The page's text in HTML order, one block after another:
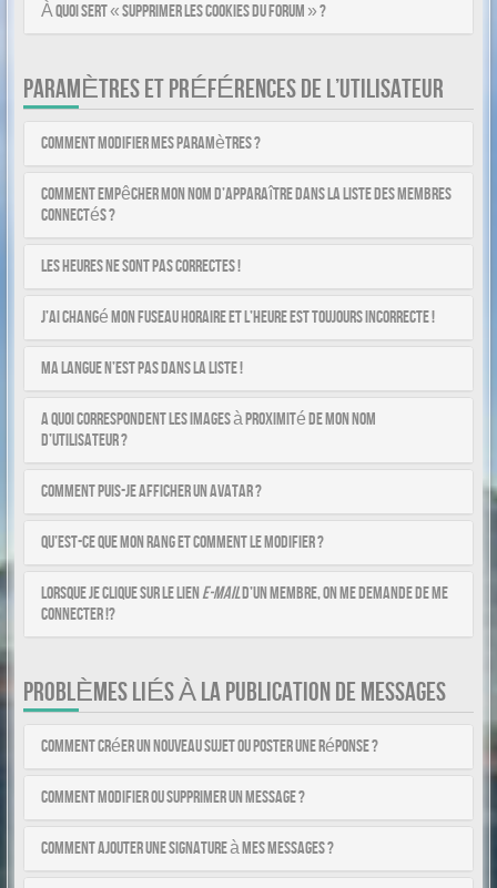
À quoi sert « Supprimer les cookies du forum » ?
PARAMÈTRES ET PRÉFÉRENCES DE L’UTILISATEUR
Comment modifier mes paramètres ?
Comment empêcher mon nom d’apparaître dans la liste des membres
connectés ?
Les heures ne sont pas correctes !
J’ai changé mon fuseau horaire et l’heure est toujours incorrecte !
Ma langue n’est pas dans la liste !
A quoi correspondent les images à proximité de mon nom
d’utilisateur ?
Comment puis-je afficher un avatar ?
Qu’est-ce que mon rang et comment le modifier ?
Lorsque je clique sur le liene-maild’un membre, on me demande de me
connecter !?
PROBLÈMES LIÉS À LA PUBLICATION DE MESSAGES
Comment créer un nouveau sujet ou poster une réponse ?
Comment modifier ou supprimer un message ?
Comment ajouter une signature à mes messages ?